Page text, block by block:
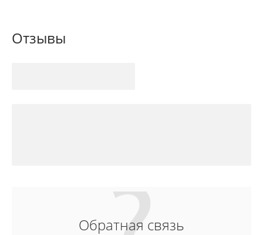
Отзывы
Обратная связь